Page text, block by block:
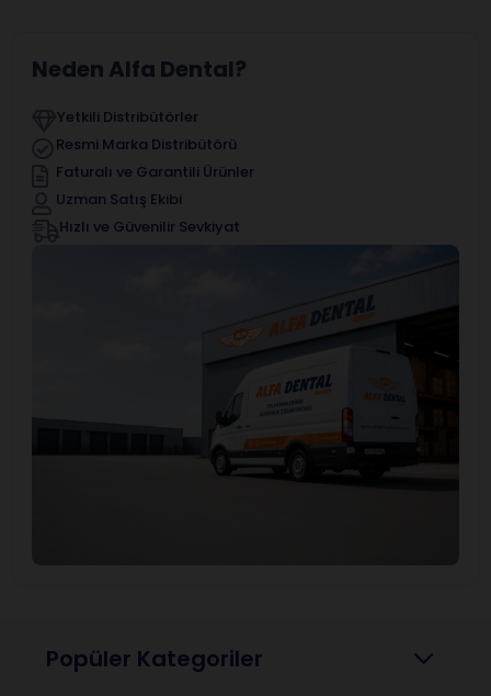
Neden Alfa Dental?
Yetkili Distribütörler
Resmi Marka Distribütörü
Faturalı ve Garantili Ürünler
Uzman Satış Ekibi
Hızlı ve Güvenilir Sevkiyat
Popüler Kategoriler